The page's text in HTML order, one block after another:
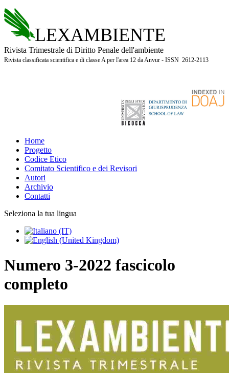
LEXAMBIENTE
Rivista Trimestrale di Diritto Penale dell'ambiente
Rivista classificata scientifica e di classe A per l'area 12 da Anvur - ISSN 2612-2113
Home
Progetto
Codice Etico
Comitato Scientifico e dei Revisori
Autori
Archivio
Contatti
Seleziona la tua lingua
Numero 3-2022 fascicolo
completo